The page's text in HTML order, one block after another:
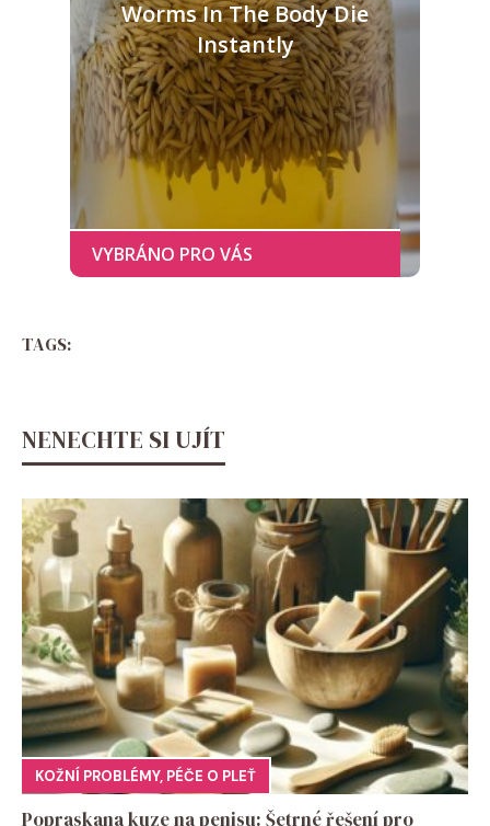
Worms In The Body Die
Instantly
TAGS:
NENECHTE SI UJÍT
KOŽNÍ PROBLÉMY, PÉČE O PLEŤ
Popraskana kuze na penisu: Šetrné řešení pro